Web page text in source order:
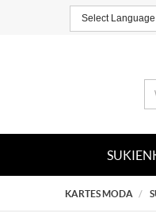
KARTES MODA